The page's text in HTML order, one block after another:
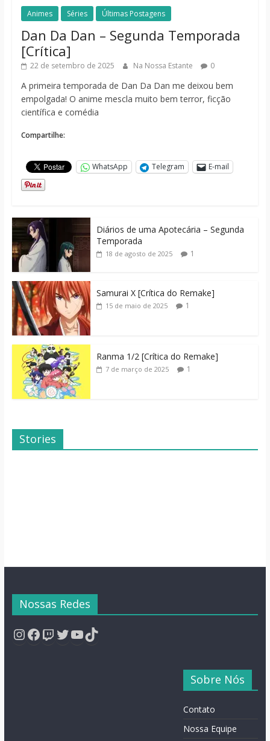
Animes Séries Últimas Postagens
Dan Da Dan – Segunda Temporada
[Crítica]
22 de setembro de 2025 Na Nossa Estante 0
A primeira temporada de Dan Da Dan me deixou bem
empolgada! O anime mescla muito bem terror, ficção
científica e comédia
Compartilhe:
WhatsApp Telegram E-mail
Diários de uma Apotecária – Segunda
Temporada
18 de agosto de 2025 1
Samurai X [Crítica do Remake]
15 de maio de 2025 1
Ranma 1/2 [Crítica do Remake]
7 de março de 2025 1
Stories
Dicas de Filmes
Para o Fim de
Família Inusitada
Nossas Redes
Instagram
Facebook
Twitch
Twitter
YouTube
TikTok
Sobre Nós
Contato
Nossa Equipe